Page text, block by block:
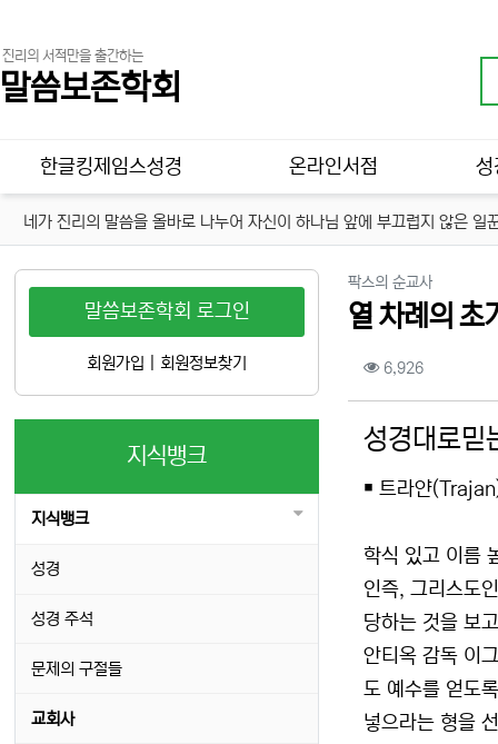
진리의 서적만을 출간하는
말씀보존학회
메인 메뉴
한글킹제임스성경 온라인서점 성
네가 진리의 말씀을 올바로 나누어 자신이 하나님 앞에 부끄럽지 않은
팍스의 순교사분류
열 차례의 초
컨텐츠 정보
6,926조회
성경대로믿
￭ 트라얀
학식 있고 이름
인즉, 그리스도
당하는 것을 보
안티옥 감독 이
도 예수를 얻도
넣으라는 형을
말씀보존학회 로그인
회원가입 회원정보찾기
지식뱅크
지식뱅크
성경
성경 주석
문제의 구절들
교회사